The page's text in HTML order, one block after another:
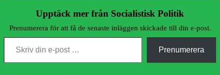
Upptäck mer från Socialistisk Politik
Prenumerera för att få de senaste inläggen skickade till din e-post.
Skriv din e-post …
Prenumerera